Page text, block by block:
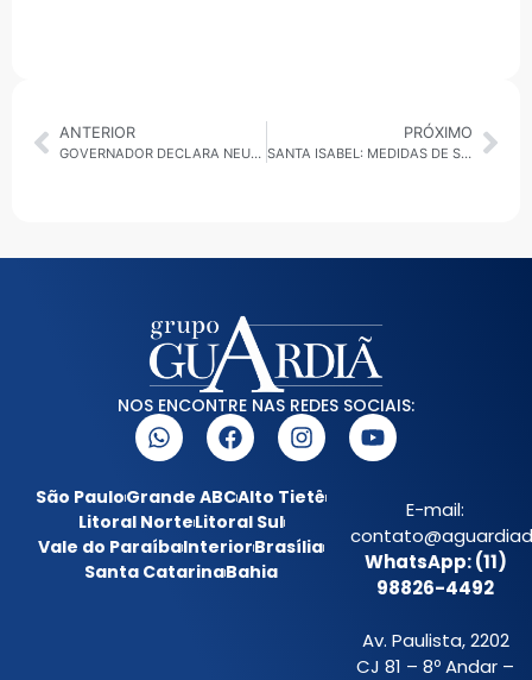
ANTERIOR
GOVERNADOR DECLARA NEUTRALIDADE ALEX MANENTE PERDE APOIO EM SBC
PRÓXIMO
SANTA ISABEL: MEDIDAS DE SEGURANÇA SÃO IMPLANTADAS PARA PEDESTRES COM REDUÇÃO DE VELOCIDADE
NOS ENCONTRE NAS REDES SOCIAIS:
São PauloGrande ABCAlto Tietê
Litoral NorteLitoral Sul
Vale do ParaíbaInteriorBrasília
Santa CatarinaBahia
E-mail:
WhatsApp: (11)
98826-4492
Av. Paulista, 2202
CJ 81 – 8º Andar –